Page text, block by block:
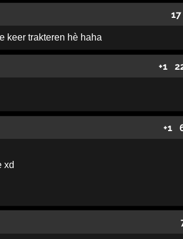
keer trakteren hè haha
+1
+1
xd